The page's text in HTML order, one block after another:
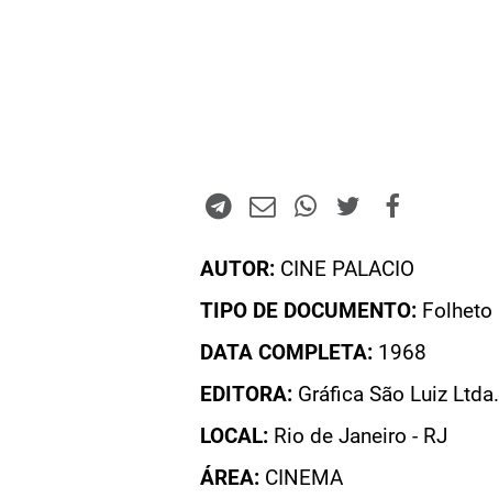
AUTOR: CINE PALACIO
TIPO DE DOCUMENTO: Folheto
DATA COMPLETA: 1968
EDITORA: Gráfica São Luiz Ltda.
LOCAL: Rio de Janeiro - RJ
ÁREA: CINEMA